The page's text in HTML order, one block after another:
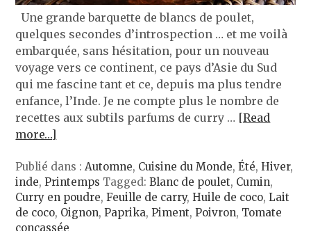
Une grande barquette de blancs de poulet,
quelques secondes d’introspection … et me voilà
embarquée, sans hésitation, pour un nouveau
voyage vers ce continent, ce pays d’Asie du Sud
qui me fascine tant et ce, depuis ma plus tendre
enfance, l’Inde. Je ne compte plus le nombre de
recettes aux subtils parfums de curry … [Read
more…]
Publié dans :Automne, Cuisine du Monde,Été,Hiver,
inde,Printemps Tagged:Blanc de poulet, Cumin,
Curry en poudre,Feuille de carry,Huile de coco,Lait
de coco, Oignon,Paprika,Piment,Poivron, Tomate
concassée